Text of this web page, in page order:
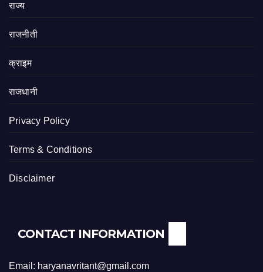
राज्य
राजनीती
क्राइम
राजधानी
Privacy Policy
Terms & Conditions
Disclaimer
CONTACT INFORMATION
Email: haryanavritant@gmail.com